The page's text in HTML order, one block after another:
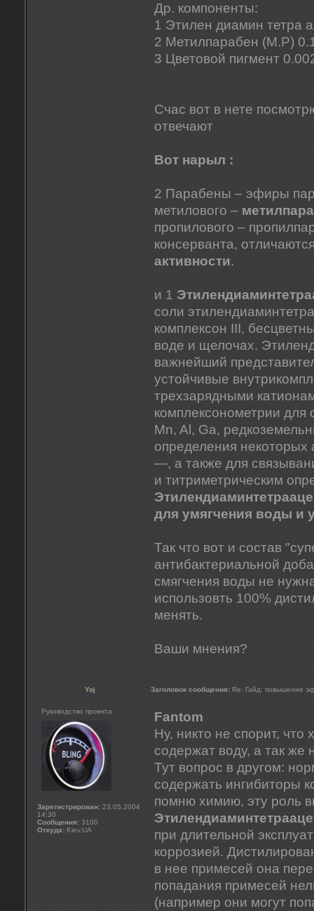
Др. компоненты:
1 Этилен диамин тетра
2 Метилпарабен (M.P)
3 Цветовой пигмент
Счас вот в нете
отвечают
Вот нарыл :
2 Парабены – эфиры
метилового –
пропилового –
консерванта,
активности.
и 1
соли
комплексон III,
воде и щелочах.
важнейший
устойчивые
трехзарядными
комплексонометрии
Mn, Al, Ga,
определения
—, а также для
и титриметрическим
для умягчения воды и
Так что вот и состав
антибактериальной
смягчения воды не
использовть 100%
менять.
Ваши мнения?
Yoj Заголовок сообщения: Re: Гайд: повышение
Руководство проекта
Зарегистрирован: 23.05.2004
14:30
Сообщения: 3100
Откуда: Kiev.UA
Fantom
Ну, никто не спорит,
содержат воду, а так же
Тут вопрос в другом:
содержать ингибиторы
помню химию, эту роль
при длительной
коррозией.
в нее примесей она
попадания примесей
(например они могут